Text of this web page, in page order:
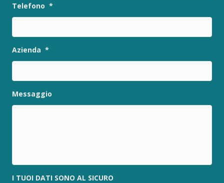
Telefono *
Azienda *
Messaggio
I TUOI DATI SONO AL SICURO